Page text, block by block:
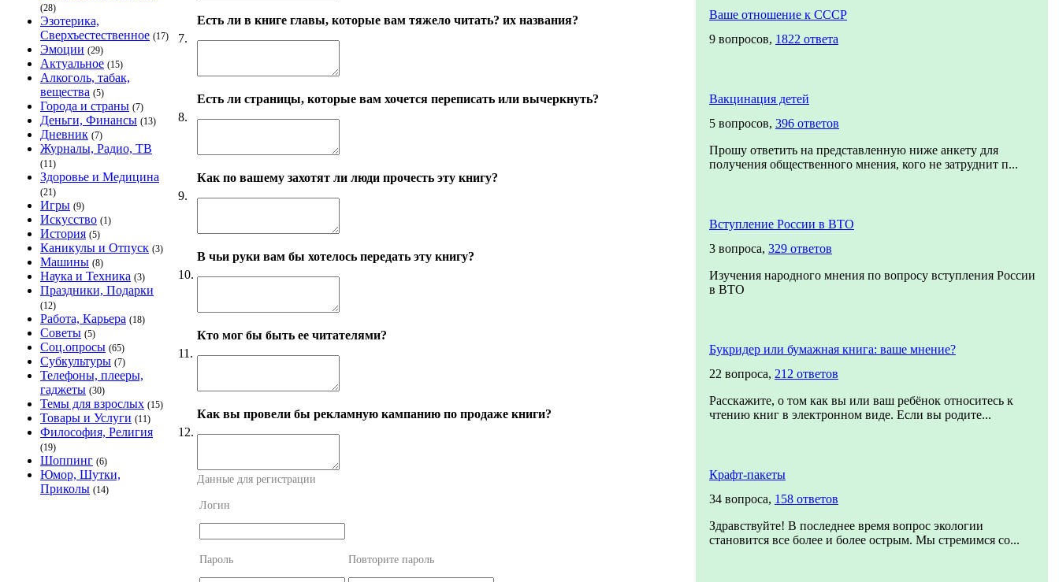
(28)
Эзотерика,
Сверхъестественное (17)
Эмоции (29)
Актуальное (15)
Алкоголь, табак,
вещества (5)
Города и страны (7)
Деньги, Финансы (13)
Дневник (7)
Журналы, Радио, ТВ
(11)
Здоровье и Медицина
(21)
Игры (9)
Искусство (1)
История (5)
Каникулы и Отпуск (3)
Машины (8)
Наука и Техника (3)
Праздники, Подарки
(12)
Работа, Карьера (18)
Советы (5)
Соц.опросы (65)
Субкультуры (7)
Телефоны, плееры,
гаджеты (30)
Темы для взрослых (15)
Товары и Услуги (11)
Философия, Религия
(19)
Шоппинг (6)
Юмор, Шутки,
Приколы (14)
7.
Есть ли в книге главы, которые вам тяжело читать? их названия?
8.
Есть ли страницы, которые вам хочется переписать или вычеркнуть?
9.
Как по вашему захотят ли люди прочесть эту книгу?
10.
В чьи руки вам бы хотелось передать эту книгу?
11.
Кто мог бы быть ее читателями?
12.
Как вы провели бы рекламную кампанию по продаже книги?
Данные для регистрации
Логин
Пароль Повторите пароль
Ваше отношение к СССР
9 вопросов, 1822 ответа
Вакцинация детей
5 вопросов, 396 ответов
Прошу ответить на представленную ниже анкету для
получения общественного мнения, кого не затруднит п...
Вступление России в ВТО
3 вопроса, 329 ответов
Изучения народного мнения по вопросу вступления России
в ВТО
Букридер или бумажная книга: ваше мнение?
22 вопроса, 212 ответов
Расскажите, о том как вы или ваш ребёнок относитесь к
чтению книг в электронном виде. Если вы родите...
Крафт-пакеты
34 вопроса, 158 ответов
Здравствуйте! В последнее время вопрос экологии
становится все более и более острым. Мы стремимся со...